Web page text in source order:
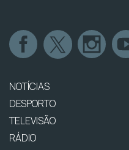
NOTÍCIAS
DESPORTO
TELEVISÃO
RÁDIO